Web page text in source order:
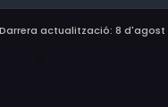
Darrera actualització: 8 d'agost